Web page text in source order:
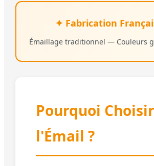
✦ Fabrication
Émaillage traditionnel — Couleurs
Pourquoi Choisir
l'Émail ?